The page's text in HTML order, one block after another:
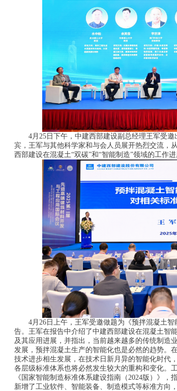
4月25日下午，中建西部建设副总经理王军受邀
宾，王军与其他科学家和与会人员展开热烈交流，
西部建设在混凝土“双碳”和“智能制造”领域的工作
4月26日上午，王军受邀做题为《预拌混凝土智
告。王军在报告中介绍了中建西部建设在混凝土智
及其应用进展，并指出，当前越来越多的传统制造
发展，预拌混凝土生产的智能化也是必然的趋势。
技术进步相生发展，在技术日新月异的智能化时代
各层级标准体系也将必然发生较大的重构和变化。
《国家智能制造标准体系建设指南（2024版）》
新增了工业软件、智能装备、制造模式等标准方向